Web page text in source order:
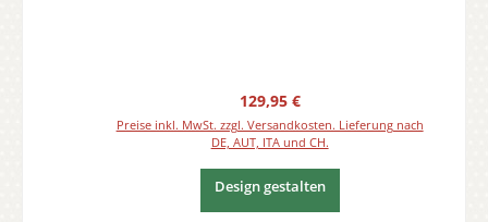
Regulärer Preis:
129,95 €
Preise inkl. MwSt. zzgl. Versandkosten. Lieferung nach
DE, AUT, ITA und CH.
Design gestalten